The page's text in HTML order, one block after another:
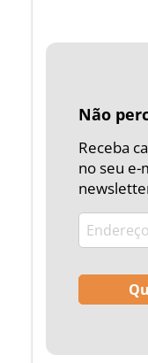
Não
Receba
no seu e-